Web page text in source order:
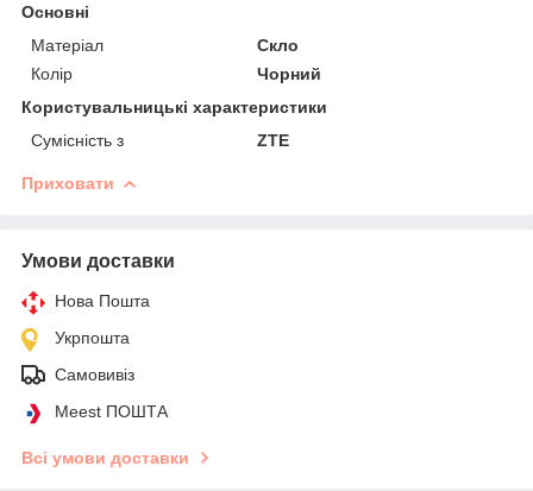
Основні
Матеріал
Скло
Колір
Чорний
Користувальницькі характеристики
Сумісність з
ZTE
Приховати
Умови доставки
Нова Пошта
Укрпошта
Самовивіз
Meest ПОШТА
Всі умови доставки